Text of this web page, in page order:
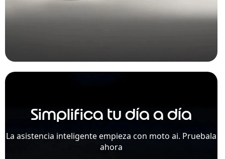
Simplifica tu día a día
La asistencia inteligente empieza con moto ai. Pruebala
ahora